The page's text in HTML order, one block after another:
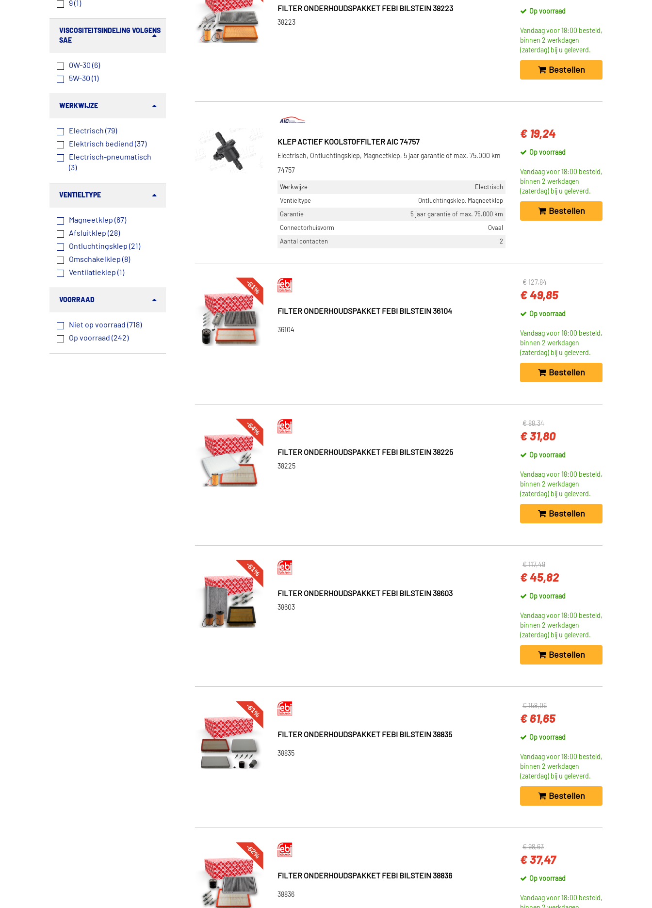
9 (1)
VISCOSITEITSINDELING VOLGENS
SAE
0W-30 (6)
5W-30 (1)
WERKWIJZE
Electrisch (79)
Elektrisch bediend (37)
Electrisch-pneumatisch
(3)
VENTIELTYPE
Magneetklep (67)
Afsluitklep (28)
Ontluchtingsklep (21)
Omschakelklep (8)
Ventilatieklep (1)
VOORRAAD
Niet op voorraad (718)
Op voorraad (242)
FILTER ONDERHOUDSPAKKET FEBI BILSTEIN 38223
38223
Op voorraad
Vandaag voor 18:00 besteld,
binnen 2 werkdagen
(zaterdag) bij u geleverd.
Bestellen
KLEP ACTIEF KOOLSTOFFILTER AIC 74757
Electrisch, Ontluchtingsklep, Magneetklep, 5 jaar garantie of max. 75.000 km
74757
Werkwijze
Electrisch
Ventieltype
Ontluchtingsklep, Magneetklep
Garantie
5 jaar garantie of max. 75.000 km
Connectorhuisvorm
Ovaal
Aantal contacten
2
€ 19,24
Op voorraad
Vandaag voor 18:00 besteld,
binnen 2 werkdagen
(zaterdag) bij u geleverd.
Bestellen
-61%
FILTER ONDERHOUDSPAKKET FEBI BILSTEIN 36104
36104
€ 127,84
€ 49,85
Op voorraad
Vandaag voor 18:00 besteld,
binnen 2 werkdagen
(zaterdag) bij u geleverd.
Bestellen
-64%
FILTER ONDERHOUDSPAKKET FEBI BILSTEIN 38225
38225
€ 88,34
€ 31,80
Op voorraad
Vandaag voor 18:00 besteld,
binnen 2 werkdagen
(zaterdag) bij u geleverd.
Bestellen
-61%
FILTER ONDERHOUDSPAKKET FEBI BILSTEIN 38603
38603
€ 117,49
€ 45,82
Op voorraad
Vandaag voor 18:00 besteld,
binnen 2 werkdagen
(zaterdag) bij u geleverd.
Bestellen
-61%
FILTER ONDERHOUDSPAKKET FEBI BILSTEIN 38835
38835
€ 158,06
€ 61,65
Op voorraad
Vandaag voor 18:00 besteld,
binnen 2 werkdagen
(zaterdag) bij u geleverd.
Bestellen
-62%
FILTER ONDERHOUDSPAKKET FEBI BILSTEIN 38836
38836
€ 98,63
€ 37,47
Op voorraad
Vandaag voor 18:00 besteld,